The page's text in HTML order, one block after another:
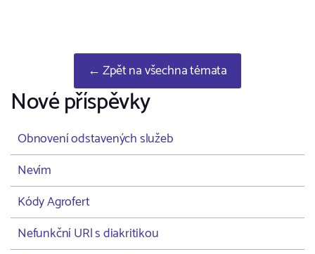
← Zpět na všechna témata
Nové příspěvky
Obnovení odstavených služeb
Nevím
Kódy Agrofert
Nefunkční URl s diakritikou